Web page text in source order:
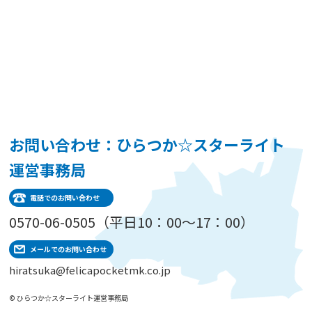
お問い合わせ：ひらつか☆スターライト
運営事務局
電話でのお問い合わせ
0570-06-0505（平日10：00～17：00）
メールでのお問い合わせ
hiratsuka@felicapocketmk.co.jp
© ひらつか☆スターライト運営事務局